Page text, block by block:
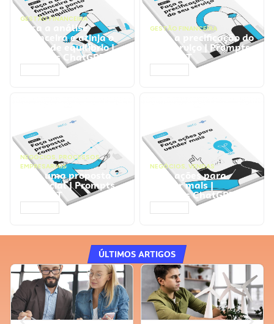
GESTÃO FINANCEIRA
Faça a análise
financeira e atinja o
ponto de equilíbrio |
Prompts ChatGPT
GESTÃO FINANCEIRA
Faça a precificação do
seu serviço | Prompts
ChatGPT
NEGÓCIOS, PROCESSOS
EMPRESARIAIS
Faça uma proposta
comercial | Prompts
ChatGPT
NEGÓCIOS, VENDAS
Faça ações para
vender mais |
Prompts ChatGPT
ÚLTIMOS ARTIGOS